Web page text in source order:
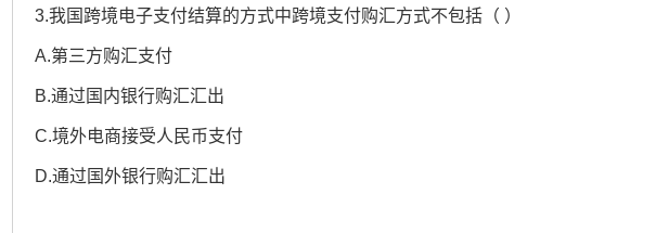
3.我国跨境电子支付结算的方式中跨境支付购汇方式不包括（ ）
A.第三方购汇支付
B.通过国内银行购汇汇出
C.境外电商接受人民币支付
D.通过国外银行购汇汇出